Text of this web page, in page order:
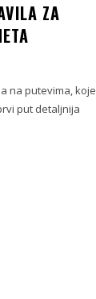
ZA
na putevima, koje
put detaljnija